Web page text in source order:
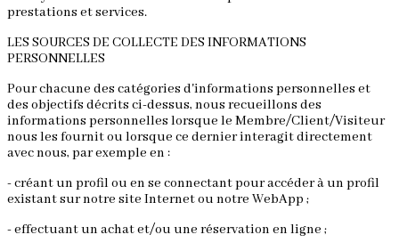
prestations et services.
LES SOURCES DE COLLECTE DES INFORMATIONS
PERSONNELLES
Pour chacune des catégories d'informations personnelles et
des objectifs décrits ci-dessus, nous recueillons des
informations personnelles lorsque le Membre/Client/Visiteur
nous les fournit ou lorsque ce dernier interagit directement
avec nous, par exemple en :
- créant un profil ou en se connectant pour accéder à un profil
existant sur notre site Internet ou notre WebApp ;
- effectuant un achat et/ou une réservation en ligne ;